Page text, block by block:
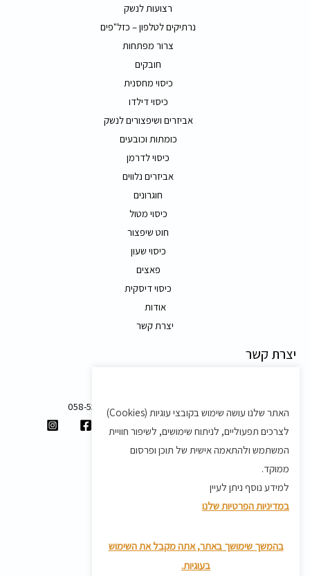
רצועות לנשק
נרתיקים לטלפון – כזל"פים
צרור מפתחות
חובקים
כיסוי מחסנית
כיסוי דילדו
אביזרים ושיפצורים לנשק
כומתות וכובעים
כיסוי לדרמן
אביזרים נלווים
חוגרונים
כיסוי מטול
חוט שיפצור
כיסוי שעון
פאצים
כיסוי דיסקית
אודות
יצרת קשר
יצרת קשר
058-5557588
shvartz.order@gmail.com
תנאים ותקנון
מדיניות החזרת מוצרים
האתר שלנו עושה שימוש בקובצי עוגיות (Cookies)
לצרכים תפעוליים, לניתוח שימושים, לשיפור חוויית
המשתמש ולהתאמה אישית של תוכן ופרסום
ממוקד.
למידע נוסף ניתן לעיין
במדיניות הפרטיות שלנו
בהמשך שימושך באתר, אתה מקבל את השימוש
בעוגיות.